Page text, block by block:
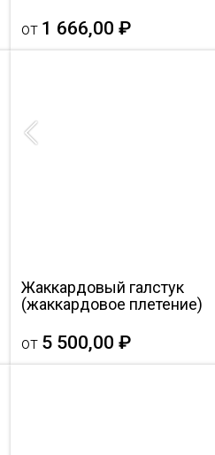
от 1 666,00 ₽
Previous
Жаккардовый галстук
(жаккардовое плетение)
от 5 500,00 ₽